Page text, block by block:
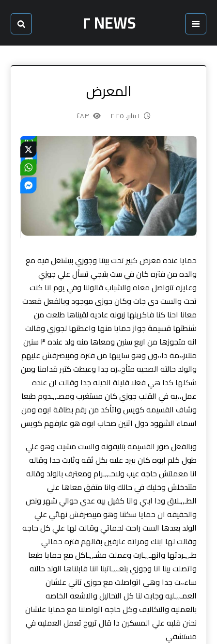
NEWS ٢
المعرض
١ يناير، ٢٠٢٥ ٤٨٣
حمايا عنده معرض كبير تحت بيتنا وجوزي بيشتغل فيه مع
والده من فتره كان في ست بتيجي تسأل علي جوزي
وعايزه تتواصل معاه والشباب قالولنا وفي يوم انا كنت
تحت والست دي جات وكان جوزي موجود وبالفعل قعدت
معانا احنا كنا فاكرينها زبونه عاديه لقيناها طلعت من
شنطتها قسيمة جواز حمايا منها واعطتها لجوزي وقالت
انه متجوزها من اربع سنين ومعاها منه ولد عنده ٣ سنين
متلاز،،مة دا،،ون وهو سايبها من فتره ومبيصرفش عليهم
والولد حالته الصحيه متأخ،،ره جدا وعيطت كتير قدامنا ومن
شكلها كدا هي فعلا قليلة الحيله جدا وقالت ان عنده
عمل،،يه في القلب جوزي كان مستغرب ومصـ,,ـدوم طبعا
وشاف القسيمه كويس واتأكد من رقم بطاقة ابوه ومن
اسماء الشهود دول اتنين صحاب ابوه هو عارفهم كويس
وبالفعل صور القسيمه بتليفونه والست مشيت وهو علي
طول كلم ابوه كان بيرد عليه بكل ثقه وثابت جدا وقاله
انا معملتش حاجه عيب ولاحـ,,ـرام ومعترف بالولد وقاله
متتدخلش وخليك في حالك وانا متفق معاها علي
الطـ,,ـلاق ودا ابني وانا كفيل بيه عدي حوالي شهر ونص
والحقيقه ان حمايا سكتنا وهو مبيصرفش نهائي علي
الولد بعدها الست راحت لحماتي وقالت لها علي كل حاجه
وقالت لها ابنك ومراته عارفين بقالهم فتره حماتي
طـ,,ـردتها وانهـ,,ـارت وعملت مشـ,,ـاكل مع حمايا طبعا
واتصلت بينا انا وجوزي بتعـ,,ـاتبنا اننا قابلناها الولد حالته
ساء،،ت جدا وهي اتواصلت مع جوزي تاني علشان
العمـ,,ـليه وجابت لنا كل التحاليل والاشعه الخاصه
بالعمليه والتكاليف وكل حاجه اتواصلنا مع حمايا علشان
نحنن قلبه علي المسكين دا قال تروح تعمل العمليه في
مستشفي